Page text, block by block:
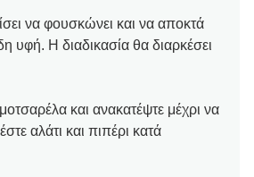
να φουσκώνει και να αποκτά
υφή. Η διαδικασία θα διαρκέσει
και ανακατέψτε μέχρι να
αλάτι και πιπέρι κατά